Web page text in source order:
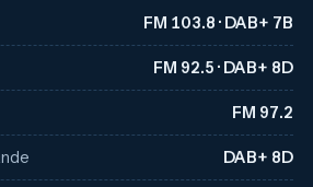
FM 103.8 · DAB+ 7B
FM 92.5 · DAB+ 8D
FM 97.2
DAB+ 8D